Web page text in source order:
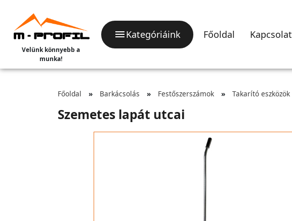
Velünk könnyebb a
munka!
Kategóriáink Főoldal Kapcsolat
Főoldal Barkácsolás Festőszerszámok Takarító eszközök
Szemetes lapát utcai